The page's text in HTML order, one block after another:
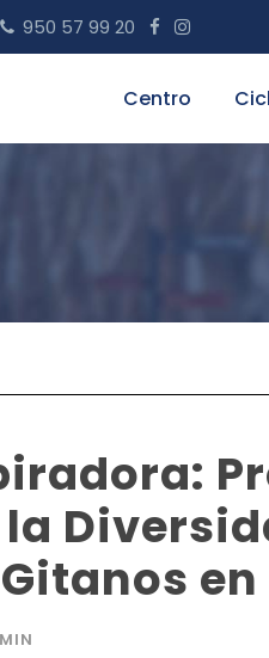
950 57 99 20
Centro
en